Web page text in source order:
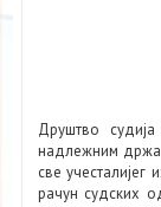
Друштво
надлежним
све
рачун судских